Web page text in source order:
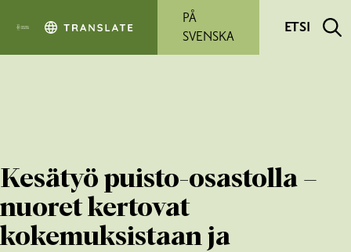
PÅ
SVENSKA
ETSI
Kesätyö puisto-osastolla –
nuoret kertovat
kokemuksistaan ja